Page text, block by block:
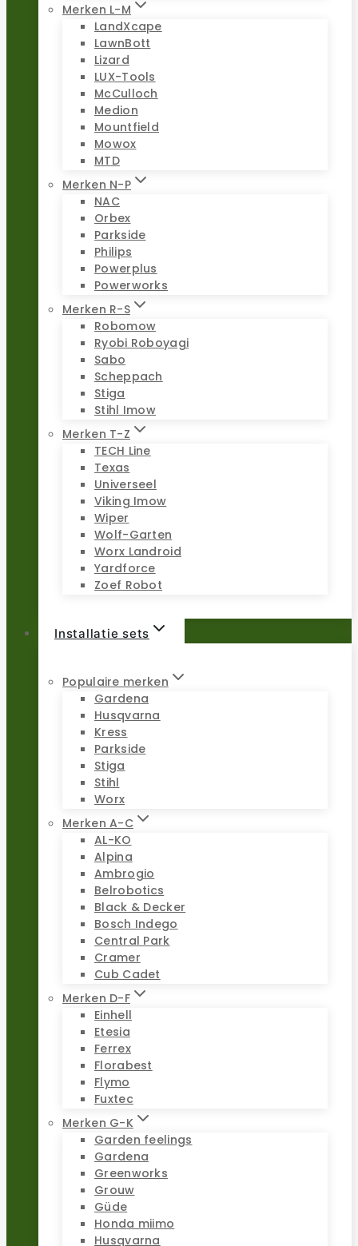
Merken L-M
LandXcape
LawnBott
Lizard
LUX-Tools
McCulloch
Medion
Mountfield
Mowox
MTD
Merken N-P
NAC
Orbex
Parkside
Philips
Powerplus
Powerworks
Merken R-S
Robomow
Ryobi Roboyagi
Sabo
Scheppach
Stiga
Stihl Imow
Merken T-Z
TECH Line
Texas
Universeel
Viking Imow
Wiper
Wolf-Garten
Worx Landroid
Yardforce
Zoef Robot
Installatie sets
Populaire merken
Gardena
Husqvarna
Kress
Parkside
Stiga
Stihl
Worx
Merken A-C
AL-KO
Alpina
Ambrogio
Belrobotics
Black & Decker
Bosch Indego
Central Park
Cramer
Cub Cadet
Merken D-F
Einhell
Etesia
Ferrex
Florabest
Flymo
Fuxtec
Merken G-K
Garden feelings
Gardena
Greenworks
Grouw
Güde
Honda miimo
Husqvarna